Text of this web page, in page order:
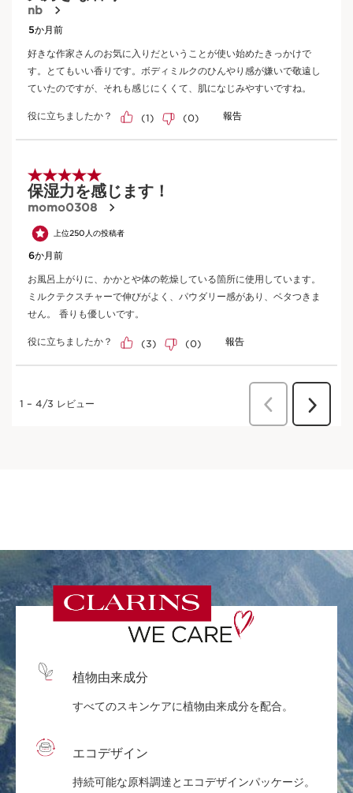
植物由来成分
すべてのスキンケアに植物由来成分を配合。
エコデザイン
持続可能な原料調達とエコデザインパッケージ。